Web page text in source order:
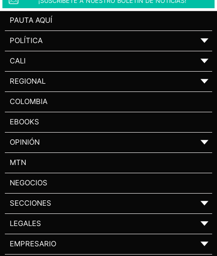
PAUTA AQUÍ
POLÍTICA ▼
CALI ▼
REGIONAL ▼
COLOMBIA
EBOOKS
OPINIÓN ▼
MTN
NEGOCIOS
SECCIONES ▼
LEGALES ▼
EMPRESARIO ▼